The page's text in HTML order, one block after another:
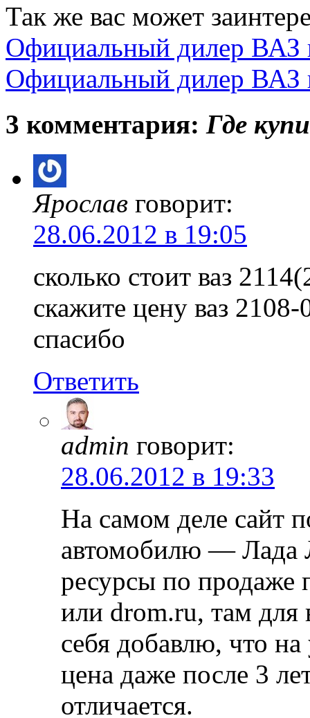
Так же вас может
Официальный дилер ВАЗ
Официальный дилер ВАЗ
3 комментария: Где
Ярослав говорит:
28.06.2012 в 19:05
сколько стоит ваз
скажите цену ваз
спасибо
Ответить
admin говорит:
28.06.2012 в 19:33
На самом деле сайт
автомобилю — Лада
ресурсы по продаже
или drom.ru, там
себя добавлю, что
цена даже после 3
отличается.